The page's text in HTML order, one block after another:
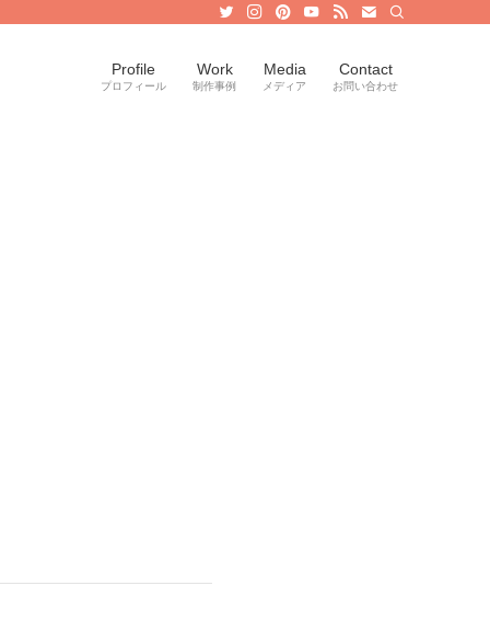
Profile
プロフィール
Work
制作事例
Media
メディア
Contact
お問い合わせ